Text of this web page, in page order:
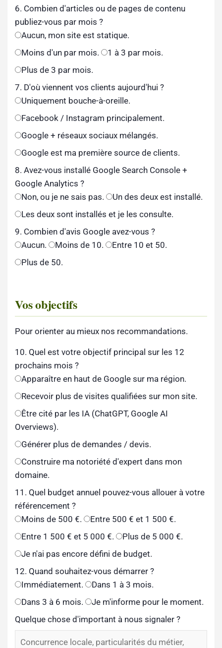
6. Combien d'articles ou de pages de contenu
publiez-vous par mois ?
Aucun, mon site est statique.
Moins d'un par mois.
1 à 3 par mois.
Plus de 3 par mois.
7. D'où viennent vos clients aujourd'hui ?
Uniquement bouche-à-oreille.
Facebook / Instagram principalement.
Google + réseaux sociaux mélangés.
Google est ma première source de clients.
8. Avez-vous installé Google Search Console +
Google Analytics ?
Non, ou je ne sais pas.
Un des deux est installé.
Les deux sont installés et je les consulte.
9. Combien d'avis Google avez-vous ?
Aucun.
Moins de 10.
Entre 10 et 50.
Plus de 50.
Vos objectifs
Pour orienter au mieux nos recommandations.
10. Quel est votre objectif principal sur les 12
prochains mois ?
Apparaître en haut de Google sur ma région.
Recevoir plus de visites qualifiées sur mon site.
Être cité par les IA (ChatGPT, Google AI
Overviews).
Générer plus de demandes / devis.
Construire ma notoriété d'expert dans mon
domaine.
11. Quel budget annuel pouvez-vous allouer à votre
référencement ?
Moins de 500 €.
Entre 500 € et 1 500 €.
Entre 1 500 € et 5 000 €.
Plus de 5 000 €.
Je n'ai pas encore défini de budget.
12. Quand souhaitez-vous démarrer ?
Immédiatement.
Dans 1 à 3 mois.
Dans 3 à 6 mois.
Je m'informe pour le moment.
Quelque chose d'important à nous signaler ?